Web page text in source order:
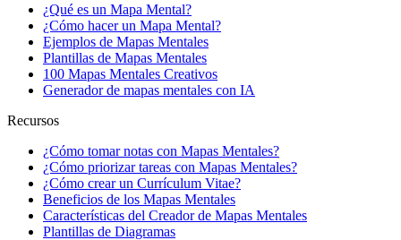
¿Qué es un Mapa Mental?
¿Cómo hacer un Mapa Mental?
Ejemplos de Mapas Mentales
Plantillas de Mapas Mentales
100 Mapas Mentales Creativos
Generador de mapas mentales con IA
Recursos
¿Cómo tomar notas con Mapas Mentales?
¿Cómo priorizar tareas con Mapas Mentales?
¿Cómo crear un Currículum Vitae?
Beneficios de los Mapas Mentales
Características del Creador de Mapas Mentales
Plantillas de Diagramas